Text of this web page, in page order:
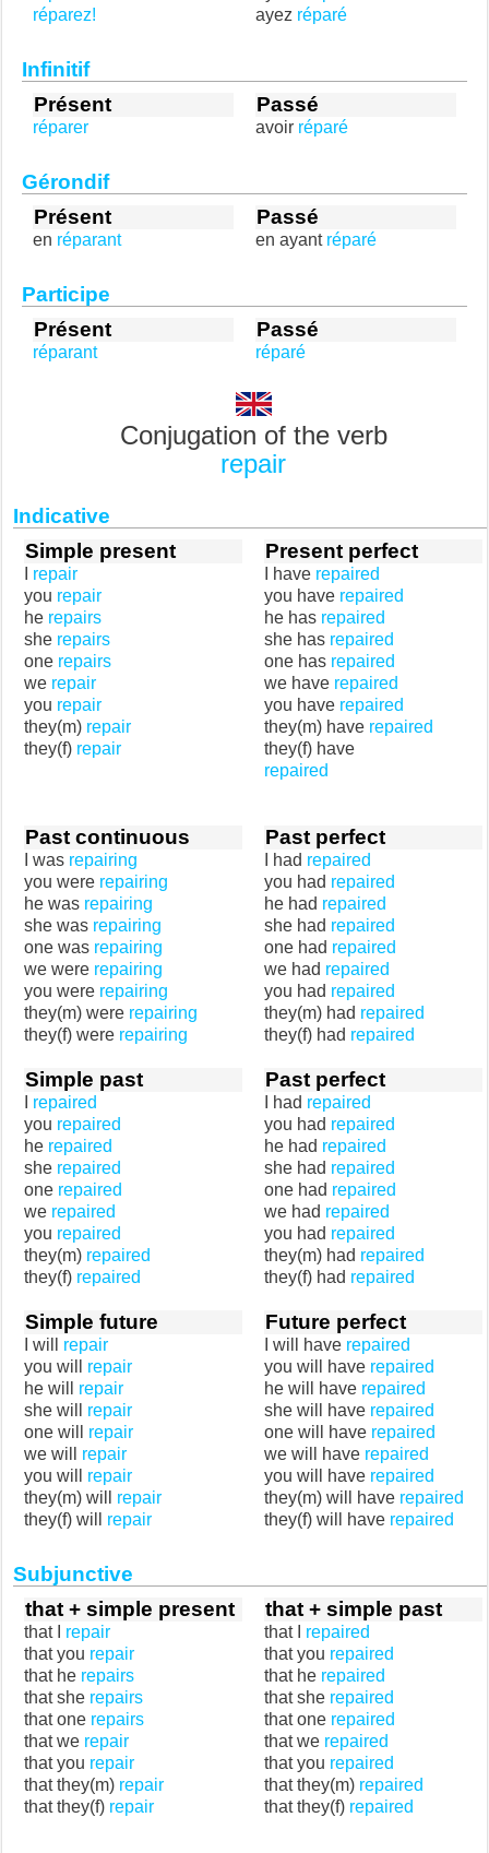
réparez!
ayez réparé
Infinitif
Présent
réparer
Passé
avoir réparé
Gérondif
Présent
en réparant
Passé
en ayant réparé
Participe
Présent
réparant
Passé
réparé
Conjugation of the verb
repair
Indicative
Simple present
repair
you repair
he repairs
she repairs
one repairs
we repair
you repair
they(m) repair
they(f) repair
Present perfect
I have repaired
you have repaired
he has repaired
she has repaired
one has repaired
we have repaired
you have repaired
they(m) have repaired
they(f) have
repaired
Past continuous
I was repairing
you were repairing
he was repairing
she was repairing
one was repairing
we were repairing
you were repairing
they(m) were repairing
they(f) were repairing
Past perfect
I had repaired
you had repaired
he had repaired
she had repaired
one had repaired
we had repaired
you had repaired
they(m) had repaired
they(f) had repaired
Simple past
repaired
you repaired
he repaired
she repaired
one repaired
we repaired
you repaired
they(m) repaired
they(f) repaired
Past perfect
I had repaired
you had repaired
he had repaired
she had repaired
one had repaired
we had repaired
you had repaired
they(m) had repaired
they(f) had repaired
Simple future
I will repair
you will repair
he will repair
she will repair
one will repair
we will repair
you will repair
they(m) will repair
they(f) will repair
Future perfect
I will have repaired
you will have repaired
he will have repaired
she will have repaired
one will have repaired
we will have repaired
you will have repaired
they(m) will have repaired
they(f) will have repaired
Subjunctive
that + simple present
that I repair
that you repair
that he repairs
that she repairs
that one repairs
that we repair
that you repair
that they(m) repair
that they(f) repair
that + simple past
that I repaired
that you repaired
that he repaired
that she repaired
that one repaired
that we repaired
that you repaired
that they(m) repaired
that they(f) repaired